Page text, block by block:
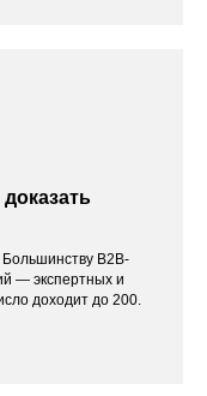
Большинству B2B-
— экспертных и
доходит до 200.